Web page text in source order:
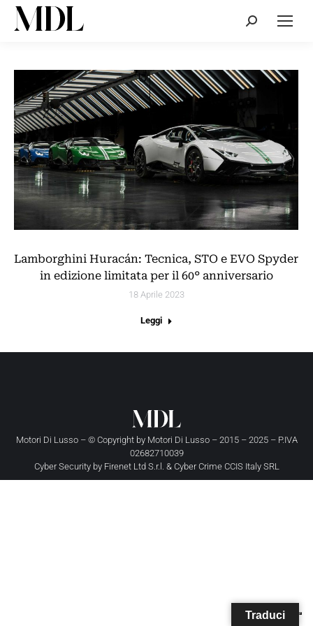
Cerca:
Lamborghini Huracán: Tecnica, STO e EVO Spyder
in edizione limitata per il 60° anniversario
18 Aprile 2023
Leggi
Motori Di Lusso – © Copyright by Motori Di Lusso– 2015 – 2025 – P.IVA
02682710039
Cyber Security by Firenet Ltd S.r.l. & Cyber Crime CCIS Italy SRL
Traduci